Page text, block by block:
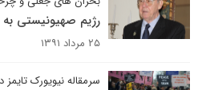
رژیم صهیونیستی به
۲۵ مرداد ۱۳۹۱
سرمقاله نیویورک